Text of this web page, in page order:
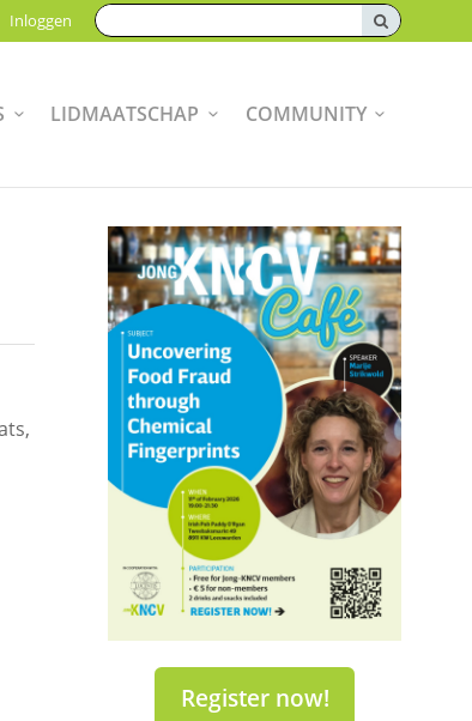
Zoeken:
Inloggen
LIDMAATSCHAP COMMUNITY
Register now!